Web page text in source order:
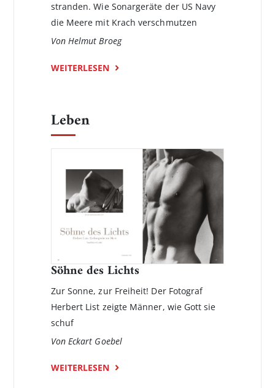
stranden. Wie Sonargeräte der US Navy
die Meere mit Krach verschmutzen
Von Helmut Broeg
WEITERLESEN
Leben
Söhne des Lichts
Zur Sonne, zur Freiheit! Der Fotograf
Herbert List zeigte Männer, wie Gott sie
schuf
Von Eckart Goebel
WEITERLESEN